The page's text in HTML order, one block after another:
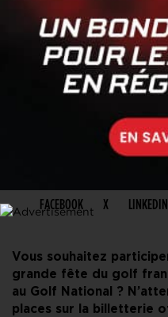
FACEBOOK X LINKEDIN
Vous souhaitez
grande fête du golf
au Golf National ?
places sur la billetterie